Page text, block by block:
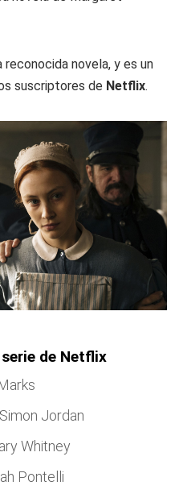
reconocida novela, y es un
suscriptores de Netflix.
de Netflix
Jordan
Whitney
Pontelli